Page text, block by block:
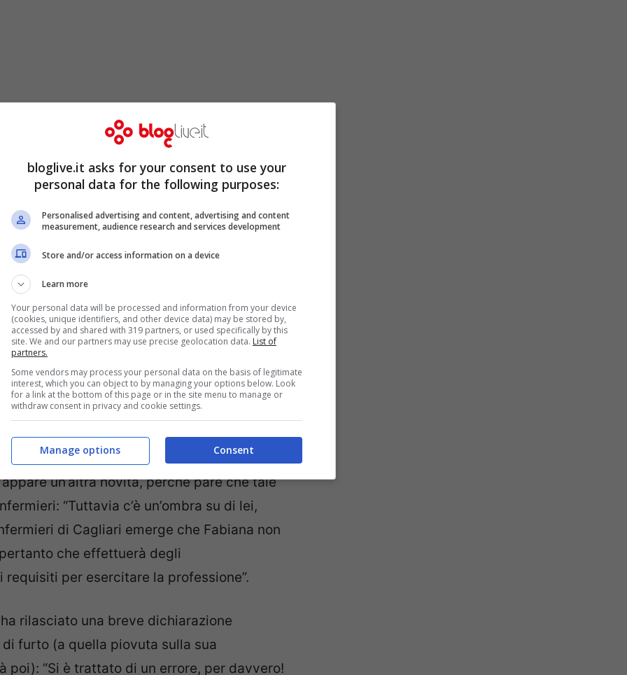
che Carta potrebbe non essere stato
all’inizio, ma “soltanto” un complice. Al
la donna arrestata insieme a lui, cioè
Carta alla Rinascente è stata
Lei è un’infermiera professionale –
Fabiana Muscas e lavora presso il reparto
un’altra novità, perché pare che tale
“Tuttavia c’è un’ombra su di lei,
di Cagliari emerge che Fabiana non
che effettuerà degli
per esercitare la professione”.
rilasciato una breve dichiarazione
furto (a quella piovuta sulla sua
poi): “Si è trattato di un errore, per davvero!
bloglive.it asks for your consent to use your
personal data for the following purposes:
Personalised advertising and content, advertising and content
measurement, audience research and services development
Store and/or access information on a device
Learn more
Your personal data will be processed and information from your device
(cookies, unique identifiers, and other device data) may be stored by,
accessed by and shared with 319 partners, or used specifically by this
site. We and our partners may use precise geolocation data. List of
partners.
Some vendors may process your personal data on the basis of legitimate
interest, which you can object to by managing your options below. Look
for a link at the bottom of this page or in the site menu to manage or
withdraw consent in privacy and cookie settings.
Consent
Manage options